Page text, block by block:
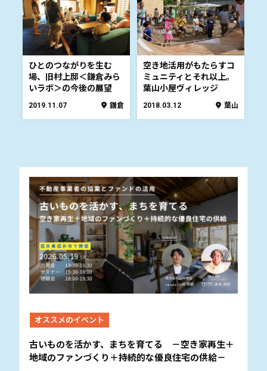
ひとのつながりを生む
場、旧村上邸＜鎌倉みら
いラボ＞の今後の展望
2019.11.07 鎌倉
空き地活用がもたらすコ
ミュニティとそれ以上。
葉山小屋ヴィレッジ
2018.03.12 葉山
オススメのイベント
古いものを活かす、まちを育てる －空き家再生＋
地域のファンづくり＋持続的な優良住宅の供給－